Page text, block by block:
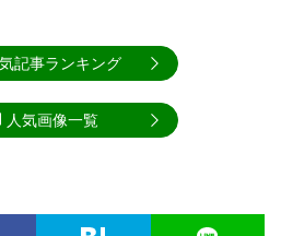
記事ランキング
人気画像一覧